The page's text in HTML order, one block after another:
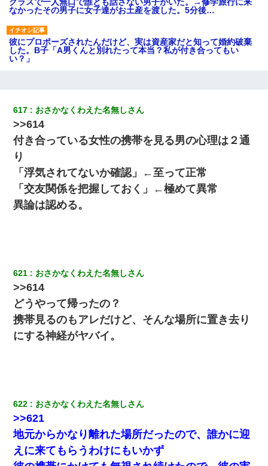
クラスで一人無口で誰とも話さない男子がいた。→修学旅行に来
なかったその男子に女子達がお土産を渡した。5分後…
彼にプロポーズされたんだけど、実は資産家だと知って婚約破棄
した。B子「A男くんと別れたって本当？私が付き合ってもい
い？」
ろ！」とキレて・・・
わい(42)渋谷の夜のサービスで19の女の子にゴックンさせた結果
ｗｗｗｗｗｗｗｗ
我が家のガレージに見知らぬ車。俺「もしもし、玄関にもシャッ
ターリモコンあるだろ？DOWNのボタン押してｗ」→ 待つこと１
時間弱・・・
ら、旦那の顔が曇って雰囲気が一転。そそくさと話を切り上げて
いつもより早く寝付いてしまった…｜生活｜ワロタあんてな
書店「息子さんが万引きしました」私「はっ？(息子目の前にいる
し…)うちの子ではないので迎えに行きません」→息子を名乗って
た人物の正体が判明するも・・・
13歳娘が元嫁のところから逃げてきた。どう扱ったらいいのかわ
からない
妻と同居し始めたときから、よく妻が「どこかで音漏れしてな
い？音楽聞こえる」と言っていて…
617 おさかなくわえた名無しさん
>>614
付き合っている女性の携帯を見る男の心理は２通
り
「浮気されてないか確認」←至って正常
「交友関係を把握しておく」←極めて異常
異論は認める。
621 おさかなくわえた名無しさん
>>614
どうやって帰ったの？
携帯見るのもアレだけど、そんな場所に置き去り
にする神経がヤバイ。
622 おさかなくわえた名無しさん
>>621
地元からかなり離れた場所だったので、誰かに迎
えに来てもらうわけにもいかず